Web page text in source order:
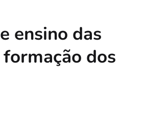
ensino das
dos